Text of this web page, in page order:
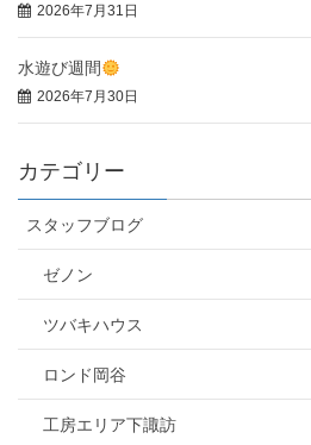
2026年7月31日
水遊び週間
2026年7月30日
カテゴリー
スタッフブログ
ゼノン
ツバキハウス
ロンド岡谷
工房エリア下諏訪